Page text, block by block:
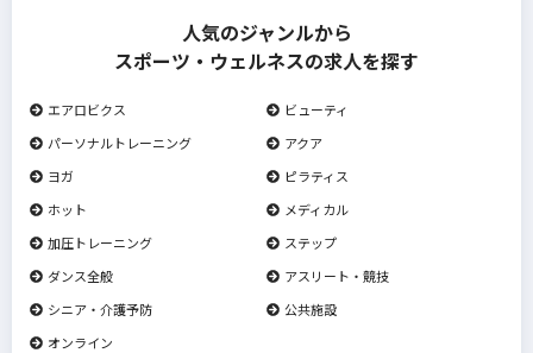
人気のジャンルから
スポーツ・ウェルネスの求人を探す
エアロビクス
ビューティ
パーソナルトレーニング
アクア
ヨガ
ピラティス
ホット
メディカル
加圧トレーニング
ステップ
ダンス全般
アスリート・競技
シニア・介護予防
公共施設
オンライン